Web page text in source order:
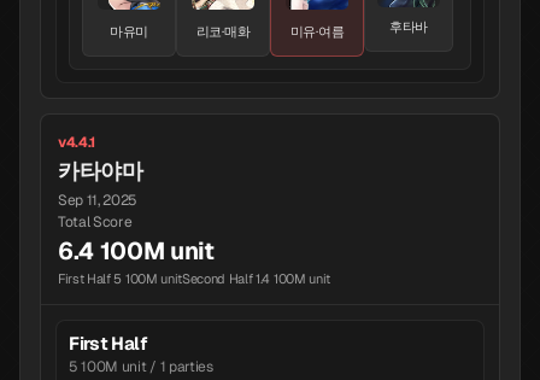
마유미 리코·매화 미유·여름 후타바
v4.4.1
카타야마
Sep 11, 2025
Total Score
6.4 100M unit
First Half 5 100M unitSecond Half 1.4 100M unit
First Half
5 100M unit / 1 parties